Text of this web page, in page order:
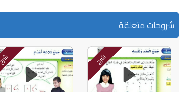
شروحات متعلقة
شرح